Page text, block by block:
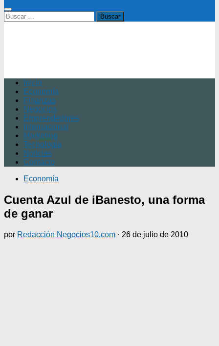
Buscar:
Inicio
Economía
Finanzas
Negocios
Emprendedores
Internacional
Marketing
Tecnología
Noticias
Contacto
Economía
Cuenta Azul de iBanesto, una forma
de ganar
por Redacción Negocios10.com · 26 de julio de 2010